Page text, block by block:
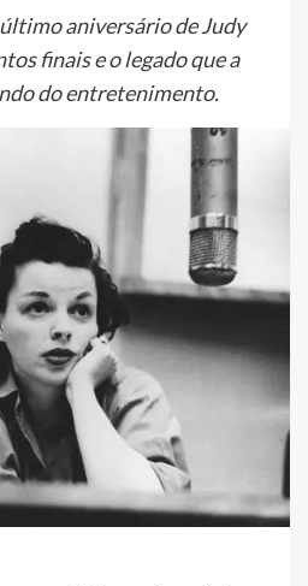
aniversário de Judy
finais e o legado que a
do entretenimento.